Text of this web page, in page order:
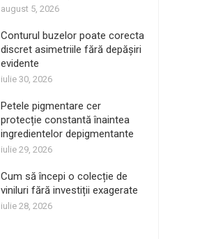
august 5, 2026
Conturul buzelor poate corecta
discret asimetriile fără depășiri
evidente
iulie 30, 2026
Petele pigmentare cer
protecție constantă înaintea
ingredientelor depigmentante
iulie 29, 2026
Cum să începi o colecție de
viniluri fără investiții exagerate
iulie 28, 2026